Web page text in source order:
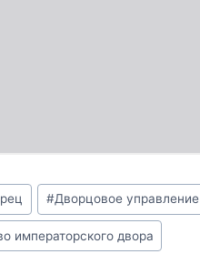
#Дворцовое управление
императорского двора